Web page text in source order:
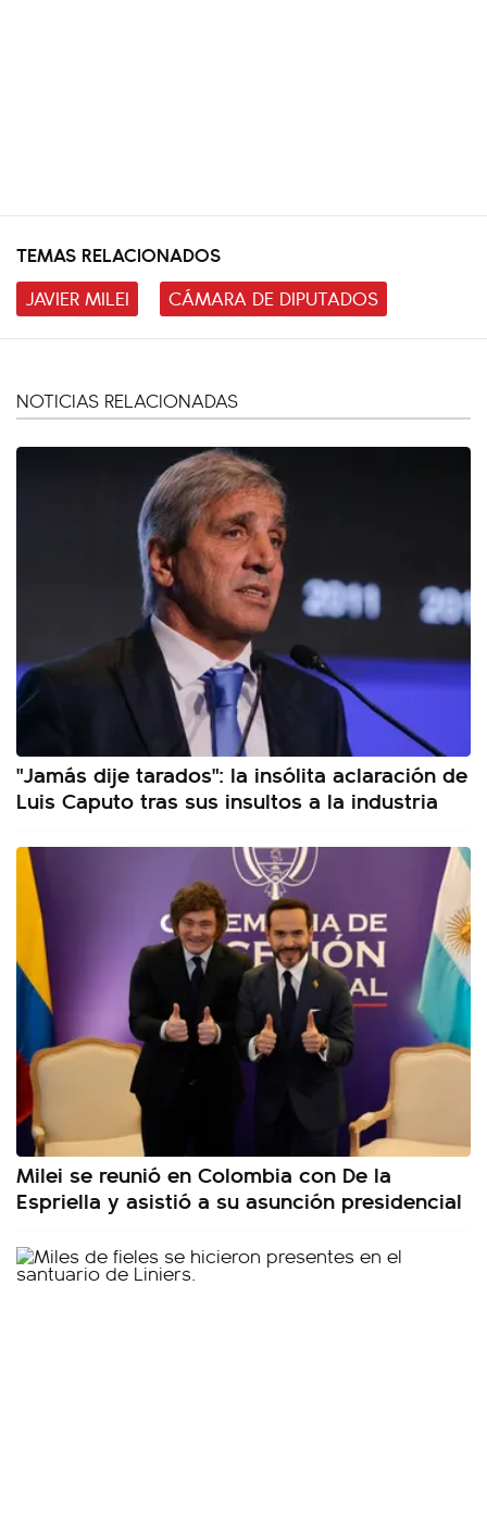
TEMAS RELACIONADOS
JAVIER MILEI
CÁMARA DE DIPUTADOS
NOTICIAS RELACIONADAS
"Jamás dije tarados": la insólita aclaración de
Luis Caputo tras sus insultos a la industria
Milei se reunió en Colombia con De la
Espriella y asistió a su asunción presidencial